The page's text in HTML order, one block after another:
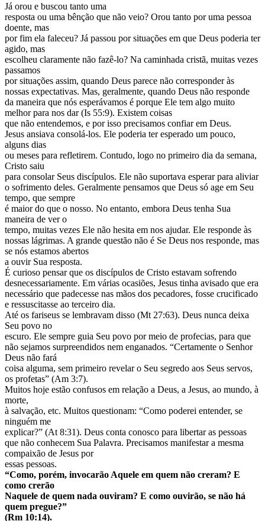
Já orou e buscou tanto uma
resposta ou uma bênção que não veio? Orou tanto por uma pessoa
doente, mas
por fim ela faleceu? Já passou por situações em que Deus poderia ter
agido, mas
escolheu claramente não fazê-lo? Na caminhada cristã, muitas vezes
passamos
por situações assim, quando Deus parece não corresponder às
nossas expectativas. Mas, geralmente, quando Deus não responde
da maneira que nós esperávamos é porque Ele tem algo muito
melhor para nos dar (Is 55:9). Existem coisas
que não entendemos, e por isso precisamos confiar em Deus.
Jesus ansiava consolá-los. Ele poderia ter esperado um pouco,
alguns dias
ou meses para refletirem. Contudo, logo no primeiro dia da semana,
Cristo saiu
para consolar Seus discípulos. Ele não suportava esperar para aliviar
o sofrimento deles. Geralmente pensamos que Deus só age em Seu
tempo, que sempre
é maior do que o nosso. No entanto, embora Deus tenha Sua
maneira de ver o
tempo, muitas vezes Ele não hesita em nos ajudar. Ele responde às
nossas lágrimas. A grande questão não é Se Deus nos responde, mas
se nós estamos abertos
a ouvir Sua resposta.
É curioso pensar que os discípulos de Cristo estavam sofrendo
desnecessariamente. Em várias ocasiões, Jesus tinha avisado que era
necessário que padecesse nas mãos dos pecadores, fosse crucificado
e ressuscitasse ao terceiro dia.
Até os fariseus se lembravam disso (Mt 27:63). Deus nunca deixa
Seu povo no
escuro. Ele sempre guia Seu povo por meio de profecias, para que
não sejamos surpreendidos nem enganados. “Certamente o Senhor
Deus não fará
coisa alguma, sem primeiro revelar o Seu segredo aos Seus servos,
os profetas” (Am 3:7).
Muitos hoje estão confusos em relação a Deus, a Jesus, ao mundo, à
morte,
à salvação, etc. Muitos questionam: “Como poderei entender, se
ninguém me
explicar?” (At 8:31). Deus conta conosco para libertar as pessoas
que não conhecem Sua Palavra. Precisamos manifestar a mesma
compaixão de Jesus por
essas pessoas.
“Como, porém, invocarão Aquele em quem não creram? E
como crerão
Naquele de quem nada ouviram? E como ouvirão, se não há
quem pregue?”
(Rm 10:14).